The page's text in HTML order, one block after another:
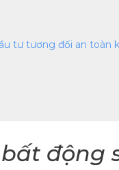
tư tương đối an toàn
động